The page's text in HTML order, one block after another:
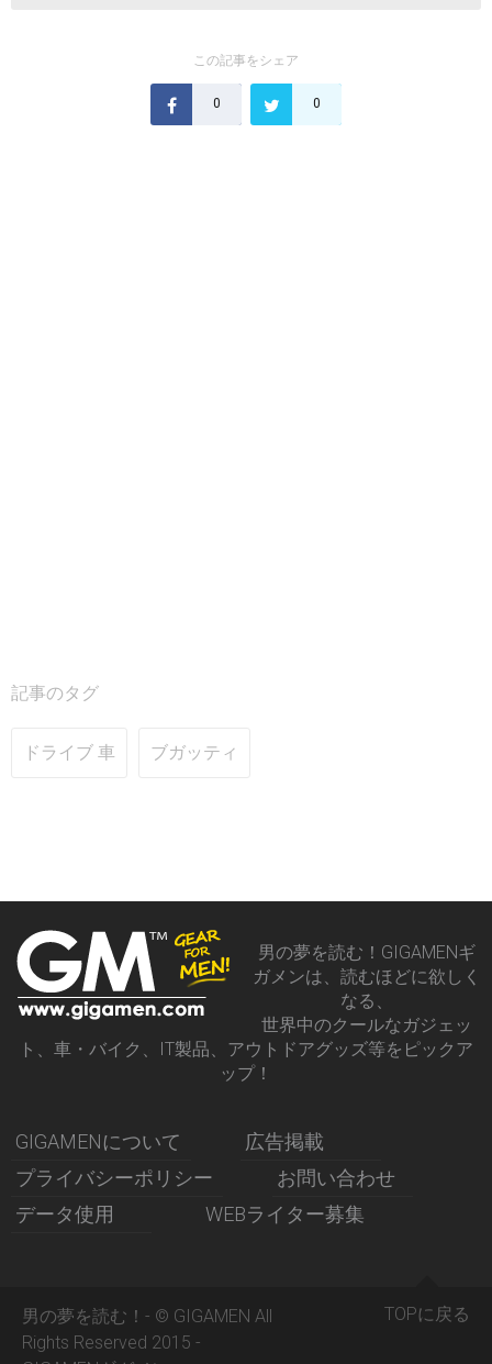
この記事をシェア
0 0
記事のタグ
ドライブ 車 ブガッティ
男の夢を読む！GIGAMENギ
ガメンは、読むほどに欲しく
なる、
世界中のクールなガジェッ
ト、車・バイク、IT製品、アウトドアグッズ等をピックア
ップ！
GIGAMENについて
広告掲載
プライバシーポリシー
お問い合わせ
データ使用
WEBライター募集
男の夢を読む！- © GIGAMEN All
Rights Reserved 2015 -
TOPに戻る